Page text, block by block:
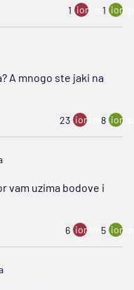
1 ion:minus
1
A mnogo ste jaki na
23 ion:minus
8
vam uzima bodove i
6 ion:minus
5